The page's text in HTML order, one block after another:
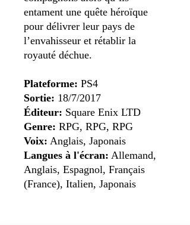
entament une quête héroïque
pour délivrer leur pays de
l’envahisseur et rétablir la
royauté déchue.
Plateforme: PS4
Sortie: 18/7/2017
Éditeur: Square Enix LTD
Genre: RPG, RPG, RPG
Voix: Anglais, Japonais
Langues à l'écran: Allemand,
Anglais, Espagnol, Français
(France), Italien, Japonais